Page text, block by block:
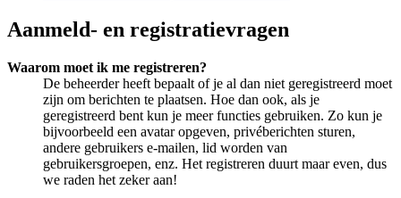
Aanmeld- en registratievragen
Waarom moet ik me registreren?
De beheerder heeft bepaalt of je al dan niet geregistreerd moet
zijn om berichten te plaatsen. Hoe dan ook, als je
geregistreerd bent kun je meer functies gebruiken. Zo kun je
bijvoorbeeld een avatar opgeven, privéberichten sturen,
andere gebruikers e-mailen, lid worden van
gebruikersgroepen, enz. Het registreren duurt maar even, dus
we raden het zeker aan!